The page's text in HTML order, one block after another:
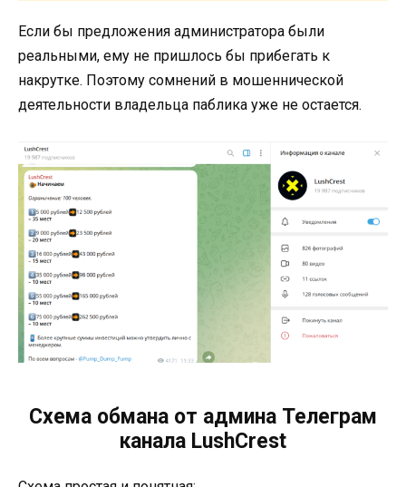
Если бы предложения администратора были
реальными, ему не пришлось бы прибегать к
накрутке. Поэтому сомнений в мошеннической
деятельности владельца паблика уже не остается.
Схема обмана от админа Телеграм
канала LushCrest